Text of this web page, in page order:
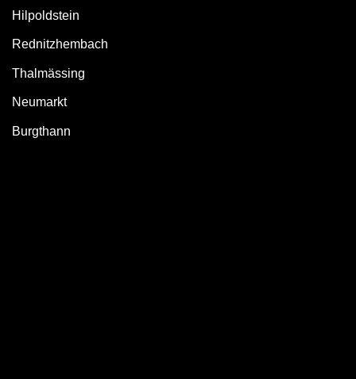
Hilpoldstein
Rednitzhembach
Thalmässing
Neumarkt
Burgthann